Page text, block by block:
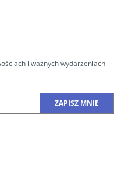
i ważnych wydarzeniach